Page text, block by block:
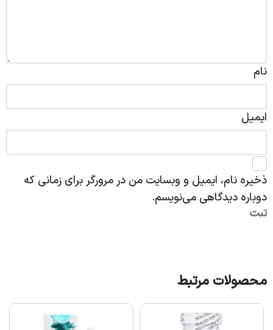
نام
ایمیل
ذخیره نام، ایمیل و وبسایت من در مرورگر برای زمانی که
دوباره دیدگاهی می‌نویسم.
محصولات مرتبط